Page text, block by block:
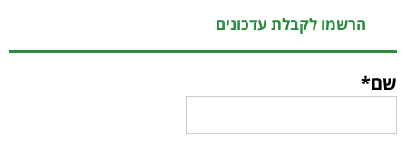
הרשמו לקבלת עדכונים
שם*